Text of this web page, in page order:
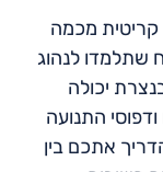
קריטית מכמה
שתלמדו לנהוג
יכולה
התנועה
אתכם בין